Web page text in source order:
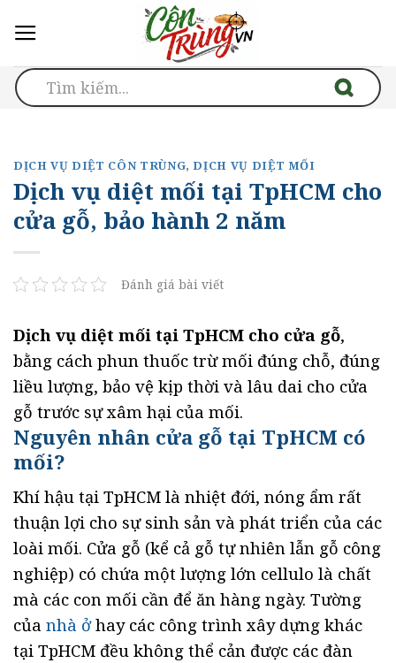
content
DỊCH VỤ DIỆT CÔN TRÙNG,DỊCH VỤ DIỆT MỐI
Dịch vụ diệt mối tại TpHCM cho
cửa gỗ, bảo hành 2 năm
Đánh giá bài viết
Dịch vụ diệt mối tại TpHCM cho cửa gỗ,
bằng cách phun thuốc trừ mối đúng chỗ, đúng
liều lượng, bảo vệ kịp thời và lâu dai cho cửa
gỗ trước sự xâm hại của mối.
Nguyên nhân cửa gỗ tại TpHCM có
mối?
Khí hậu tại TpHCM là nhiệt đới, nóng ẩm rất
thuận lợi cho sự sinh sản và phát triển của các
loài mối. Cửa gỗ (kể cả gỗ tự nhiên lẫn gỗ công
nghiệp) có chứa một lượng lớn cellulo là chất
mà các con mối cần để ăn hàng ngày. Tường
của nhà ởhay các công trình xây dựng khác
tại TpHCM đều không thể cản được các đàn